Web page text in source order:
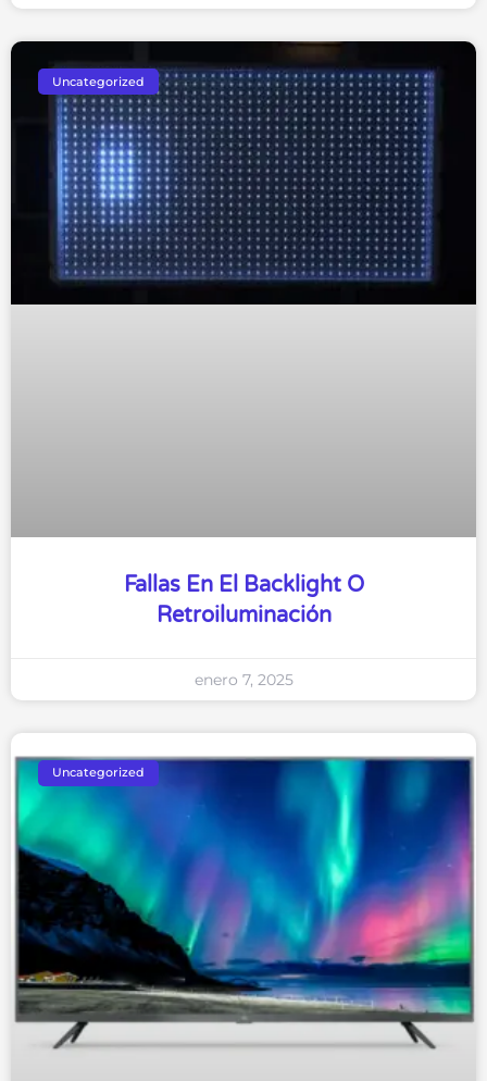
Uncategorized
Fallas En El Backlight O
Retroiluminación
enero 7, 2025
Uncategorized